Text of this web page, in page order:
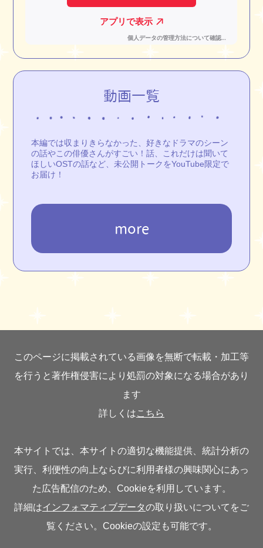
動画一覧
本編では収まりきらなかった、好きなドラマのシーン
の話やこの俳優さんがすごい！話、これだけは聞いて
ほしいOSTの話など、未公開トークをYouTube限定で
お届け！
more
このページに掲載されている画像を無断で転載・加工等
を行うと著作権侵害により処罰の対象になる場合があり
ます
詳しくはこちら
本サイトでは、本サイトの適切な機能提供、統計分析の
実行、利便性の向上ならびに利用者様の興味関心にあっ
た広告配信のため、Cookieを利用しています。
詳細はインフォマティブデータの取り扱いについてをご
覧ください。Cookieの設定も可能です。